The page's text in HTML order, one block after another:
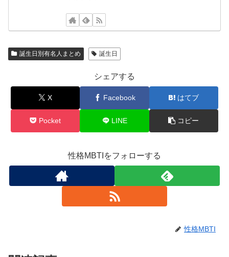
誕生日別有名人まとめ 誕生日
シェアする
X Facebook はてブ
Pocket LINE コピー
性格MBTIをフォローする
性格MBTI